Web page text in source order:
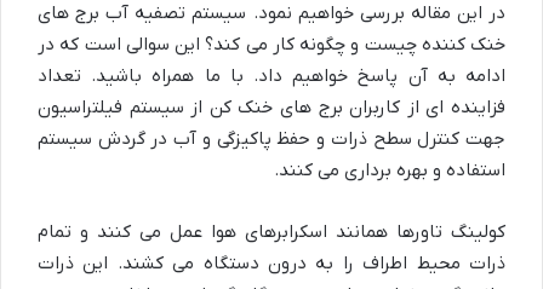
در این مقاله بررسی خواهیم نمود. سیستم تصفیه آب برج های
خنک کننده چیست و چگونه کار می کند؟ این سوالی است که در
ادامه به آن پاسخ خواهیم داد. با ما همراه باشید. تعداد
فزاینده ای از کاربران برج های خنک کن از سیستم فیلتراسیون
جهت کنترل سطح ذرات و حفظ پاکیزگی و آب در گردش سیستم
استفاده و بهره برداری می کنند.
کولینگ تاورها همانند اسکرابرهای هوا عمل می کنند و تمام
ذرات محیط اطراف را به درون دستگاه می کشند. این ذرات